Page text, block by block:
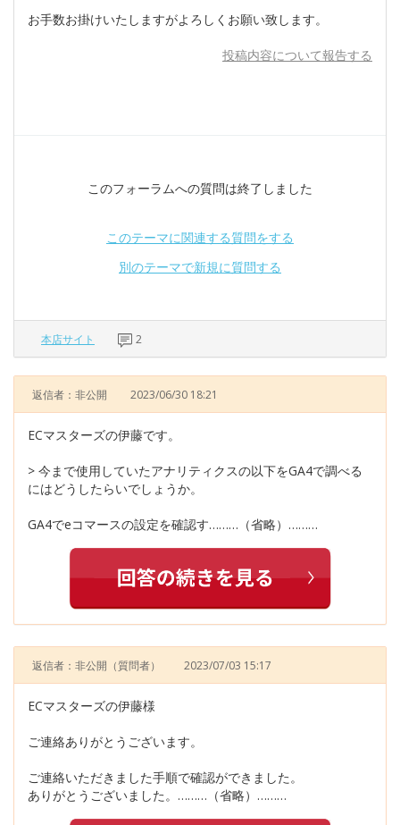
お手数お掛けいたしますがよろしくお願い致します。
投稿内容について報告する
このフォーラムへの質問は終了しました
このテーマに関連する質問をする
別のテーマで新規に質問する
本店サイト 2
返信者：非公開 2023/06/30 18:21
ECマスターズの伊藤です。
> 今まで使用していたアナリティクスの以下をGA4で調べる
にはどうしたらいでしょうか。
GA4でeコマースの設定を確認す………（省略）………
返信者：非公開 （質問者） 2023/07/03 15:17
ECマスターズの伊藤様
ご連絡ありがとうございます。
ご連絡いただきました手順で確認ができました。
ありがとうございました。………（省略）………